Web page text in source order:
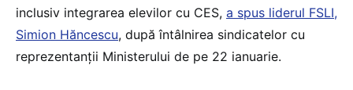
inclusiv integrarea elevilor cu CES, a spus liderul FSLI,
Simion Hăncescu, după întâlnirea sindicatelor cu
reprezentanții Ministerului de pe 22 ianuarie.